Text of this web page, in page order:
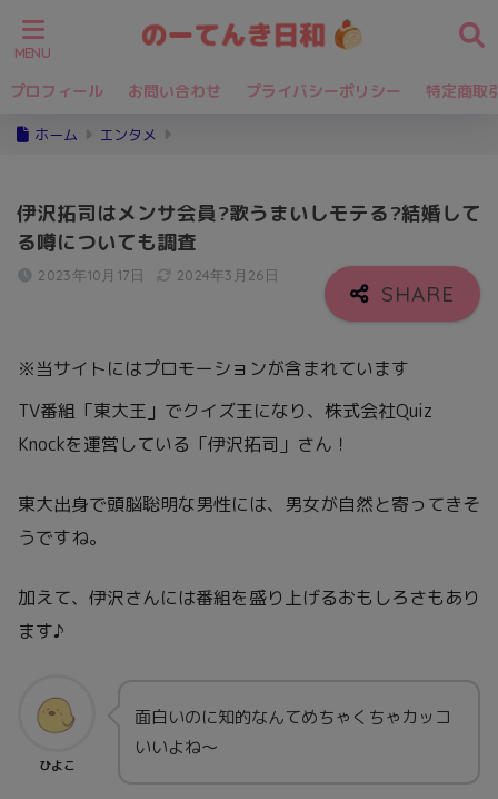
プロフィール お問い合わせ プライバシーポリシー 特定商取
ホーム エンタメ
伊沢拓司はメンサ会員?歌うまいしモテる?結婚して
る噂についても調査
2023年10月17日 2024年3月26日
※当サイトにはプロモーションが含まれています
TV番組「東大王」でクイズ王になり、株式会社Quiz
Knockを運営している「伊沢拓司」さん！
東大出身で頭脳聡明な男性には、男女が自然と寄ってきそ
うですね。
加えて、伊沢さんには番組を盛り上げるおもしろさもあり
ます♪
ひよこ
面白いのに知的なんてめちゃくちゃカッコ
いいよね～